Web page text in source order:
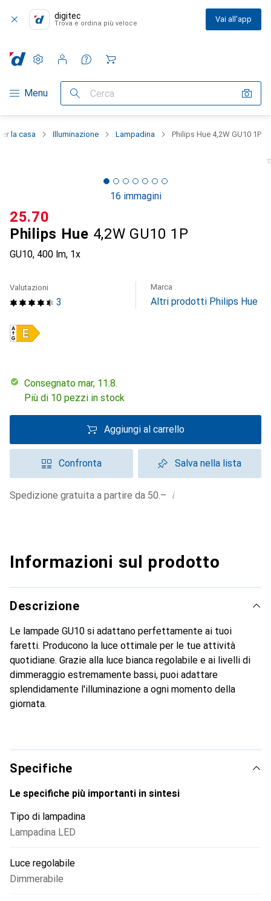
digitec
Trova e ordina più veloce Vai all'app
Categoria Navigazione
Menu Cerca
Impostazioni
Conto cliente
Liste di confronto
Liste dei desideri
Carrello
la casa Illuminazione Lampadina Philips Hue 4,2W GU10 1P
16 immagini
Philips Hue 4,2W GU10 1P
GU10, 400 lm, 1x
CHF
25.70
3
Valutazioni Marca
Altri prodotti Philips Hue
Consegnato mar, 11.8.
Più di 10 pezzi in stock
Aggiungi al carrello
Confronta Salva nella lista
Spedizione gratuita a partire da 50.– i
Informazioni sul prodotto
Descrizione
Le lampade GU10 si adattano perfettamente ai tuoi
faretti. Producono la luce ottimale per le tue attività
quotidiane. Grazie alla luce bianca regolabile e ai livelli di
dimmeraggio estremamente bassi, puoi adattare
splendidamente l'illuminazione a ogni momento della
giornata.
Specifiche
Le specifiche più importanti in sintesi
Tipo di lampadina
Lampadina LED
Luce regolabile
Dimmerabile